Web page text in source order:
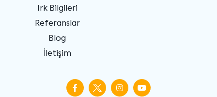
Irk Bilgileri
Referanslar
Blog
İletişim